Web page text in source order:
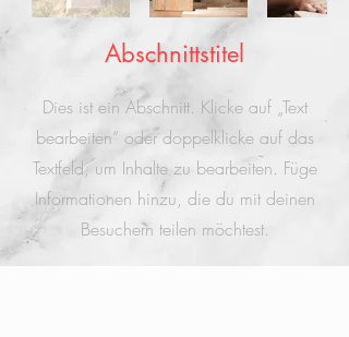
Abschnittstitel
Dies ist ein Abschnitt. Klicke auf „Text
bearbeiten” oder doppelklicke auf das
Textfeld, um Inhalte zu bearbeiten. Füge
Informationen hinzu, die du mit deinen
Besuchern teilen möchtest.